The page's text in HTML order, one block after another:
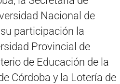
Nacional de
participación la
Provincial de
de Educación de la
Córdoba y la Lotería de